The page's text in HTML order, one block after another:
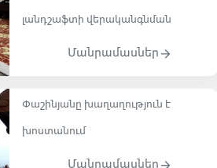
լանդշաֆտի վերականգնման
Մանրամասներ
Փաշինյանը խաղաղություն է
խոստանում
Մանրամասներ